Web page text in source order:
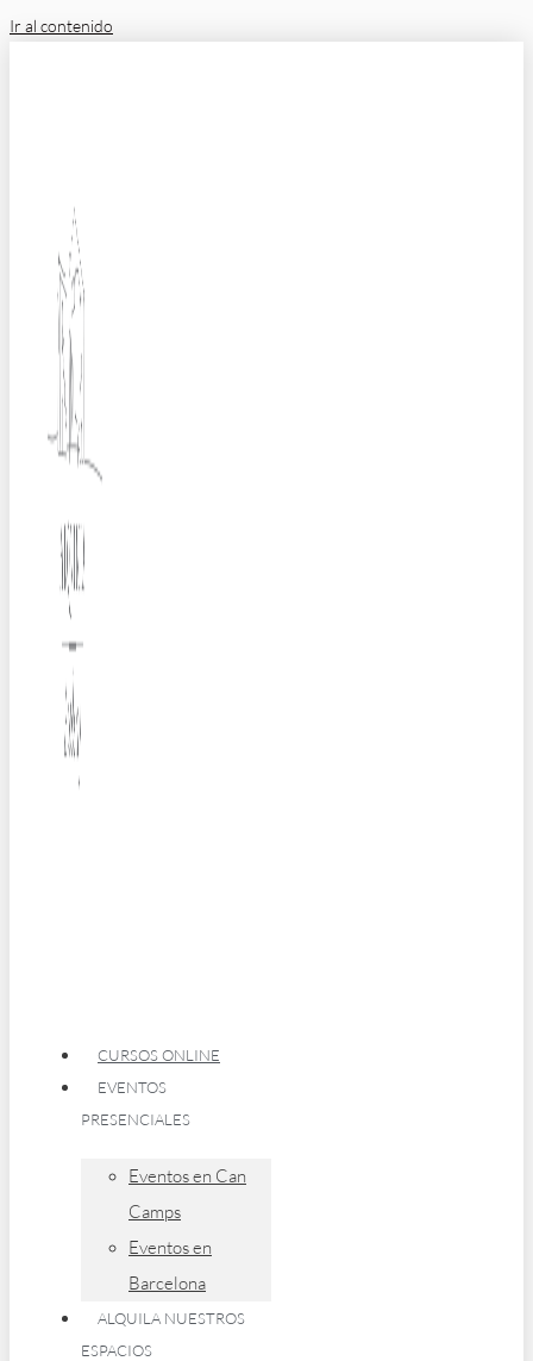
Ir al contenido
CURSOS ONLINE
EVENTOS
PRESENCIALES
Eventos en Can
Camps
Eventos en
Barcelona
ALQUILA NUESTROS
ESPACIOS